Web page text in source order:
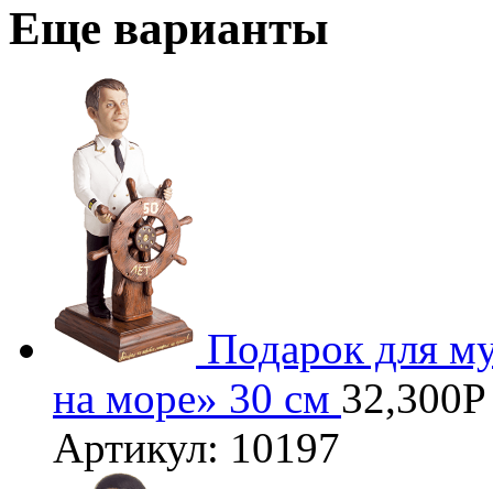
Еще варианты
Подарок для
на море» 30 см 32,300Р
Артикул: 10197